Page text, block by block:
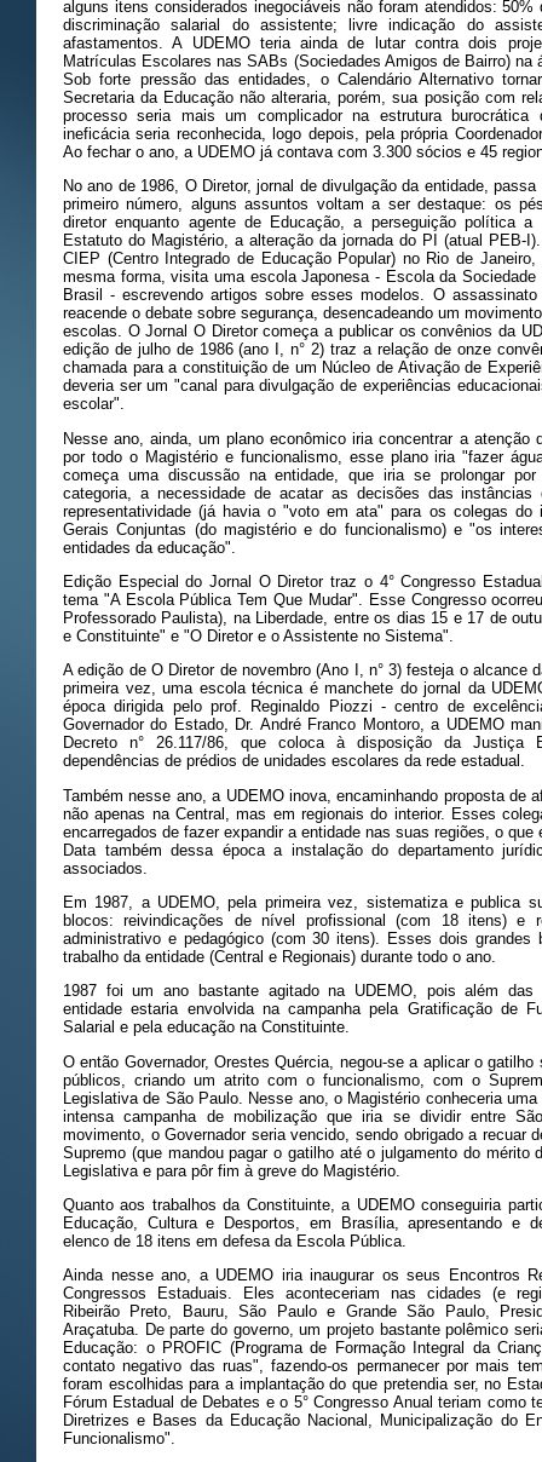
alguns itens considerados inegociáveis não foram atendidos:
discriminação salarial do assistente; livre indicação do
afastamentos. A UDEMO teria ainda de lutar contra dois
Matrículas Escolares nas SABs (Sociedades Amigos de Bairro) na
Sob forte pressão das entidades, o Calendário Alternativo
Secretaria da Educação não alteraria, porém, sua posição com
processo seria mais um complicador na estrutura
ineficácia seria reconhecida, logo depois, pela própria
Ao fechar o ano, a UDEMO já contava com 3.300 sócios e 45
No ano de 1986, O Diretor, jornal de divulgação da entidade,
primeiro número, alguns assuntos voltam a ser destaque: os
diretor enquanto agente de Educação, a perseguição política
Estatuto do Magistério, a alteração da jornada do PI (atual PEB-
CIEP (Centro Integrado de Educação Popular) no Rio de
mesma forma, visita uma escola Japonesa - Escola da
Brasil - escrevendo artigos sobre esses modelos. O
reacende o debate sobre segurança, desencadeando um
escolas. O Jornal O Diretor começa a publicar os convênios da
edição de julho de 1986 (ano I, n° 2) traz a relação de onze
chamada para a constituição de um Núcleo de Ativação de
deveria ser um "canal para divulgação de experiências
escolar".
Nesse ano, ainda, um plano econômico iria concentrar a atenção
por todo o Magistério e funcionalismo, esse plano iria "fazer
começa uma discussão na entidade, que iria se prolongar
categoria, a necessidade de acatar as decisões das
representatividade (já havia o "voto em ata" para os colegas do
Gerais Conjuntas (do magistério e do funcionalismo) e "os
entidades da educação".
Edição Especial do Jornal O Diretor traz o 4° Congresso
tema "A Escola Pública Tem Que Mudar". Esse Congresso
Professorado Paulista), na Liberdade, entre os dias 15 e 17 de
e Constituinte" e "O Diretor e o Assistente no Sistema".
A edição de O Diretor de novembro (Ano I, n° 3) festeja o alcance
primeira vez, uma escola técnica é manchete do jornal da
época dirigida pelo prof. Reginaldo Piozzi - centro de
Governador do Estado, Dr. André Franco Montoro, a UDEMO
Decreto n° 26.117/86, que coloca à disposição da Justiça
dependências de prédios de unidades escolares da rede estadual.
Também nesse ano, a UDEMO inova, encaminhando proposta de
não apenas na Central, mas em regionais do interior. Esses
encarregados de fazer expandir a entidade nas suas regiões, o que
Data também dessa época a instalação do departamento
associados.
Em 1987, a UDEMO, pela primeira vez, sistematiza e publica
blocos: reivindicações de nível profissional (com 18 itens) e
administrativo e pedagógico (com 30 itens). Esses dois grandes
trabalho da entidade (Central e Regionais) durante todo o ano.
1987 foi um ano bastante agitado na UDEMO, pois além
entidade estaria envolvida na campanha pela Gratificação de
Salarial e pela educação na Constituinte.
O então Governador, Orestes Quércia, negou-se a aplicar o
públicos, criando um atrito com o funcionalismo, com o
Legislativa de São Paulo. Nesse ano, o Magistério conheceria
intensa campanha de mobilização que iria se dividir entre
movimento, o Governador seria vencido, sendo obrigado a recuar
Supremo (que mandou pagar o gatilho até o julgamento do mérito
Legislativa e para pôr fim à greve do Magistério.
Quanto aos trabalhos da Constituinte, a UDEMO conseguiria
Educação, Cultura e Desportos, em Brasília, apresentando e
elenco de 18 itens em defesa da Escola Pública.
Ainda nesse ano, a UDEMO iria inaugurar os seus Encontros
Congressos Estaduais. Eles aconteceriam nas cidades (e
Ribeirão Preto, Bauru, São Paulo e Grande São Paulo,
Araçatuba. De parte do governo, um projeto bastante polêmico
Educação: o PROFIC (Programa de Formação Integral da
contato negativo das ruas", fazendo-os permanecer por mais
foram escolhidas para a implantação do que pretendia ser, no
Fórum Estadual de Debates e o 5° Congresso Anual teriam como
Diretrizes e Bases da Educação Nacional, Municipalização do
Funcionalismo".